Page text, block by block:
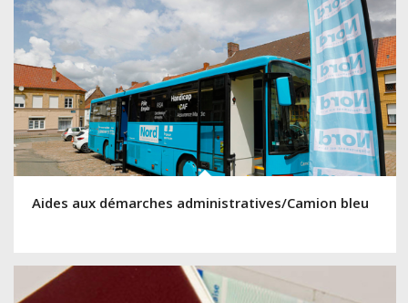
Aides aux démarches administratives/Camion bleu